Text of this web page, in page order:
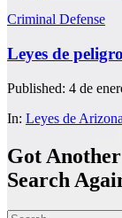
Criminal Defense
Leyes de
Published: 4 de
In: Leyes de Arizona
Got
Search